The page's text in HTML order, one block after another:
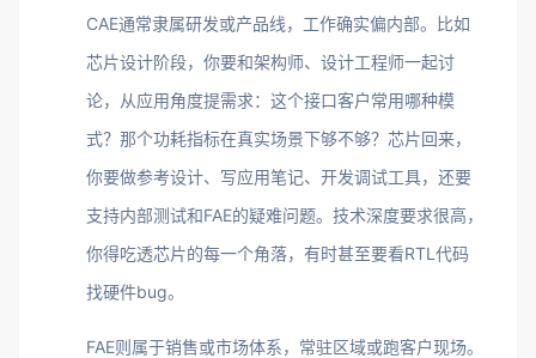
CAE通常隶属研发或产品线，工作确实偏内部。比如
芯片设计阶段，你要和架构师、设计工程师一起讨
论，从应用角度提需求：这个接口客户常用哪种模
式？那个功耗指标在真实场景下够不够？芯片回来，
你要做参考设计、写应用笔记、开发调试工具，还要
支持内部测试和FAE的疑难问题。技术深度要求很高，
你得吃透芯片的每一个角落，有时甚至要看RTL代码
找硬件bug。
FAE则属于销售或市场体系，常驻区域或跑客户现场。